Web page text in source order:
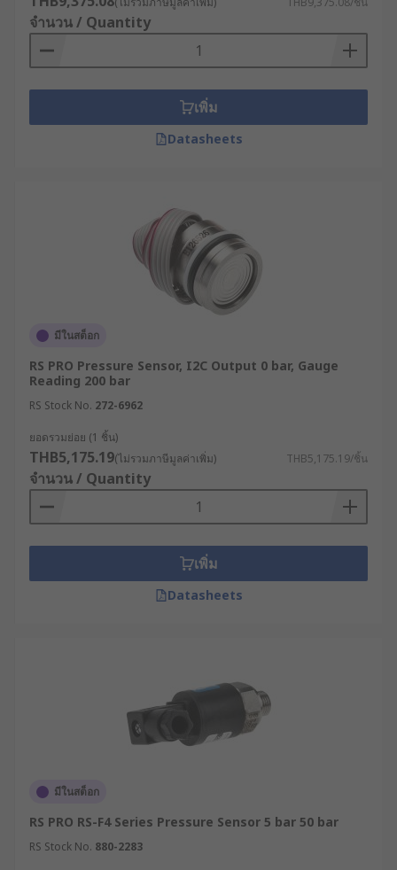
จำนวน / Quantity
เพิ่ม
Datasheets
มีในสต็อก
RS PRO Pressure Sensor, I2C Output 0 bar, Gauge
Reading 200 bar
RS Stock No. 272-6962
ยอดรวมย่อย (1 ชิ้น)
THB5,175.19(ไม่รวมภาษีมูลค่าเพิ่ม) THB5,175.19/ชิ้น
จำนวน / Quantity
เพิ่ม
Datasheets
มีในสต็อก
RS PRO RS-F4 Series Pressure Sensor 5 bar 50 bar
RS Stock No. 880-2283